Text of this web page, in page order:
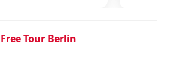
Tour Berlin